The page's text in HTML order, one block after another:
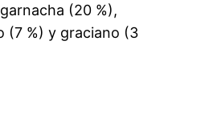
(20 %),
(7 %) y graciano (3